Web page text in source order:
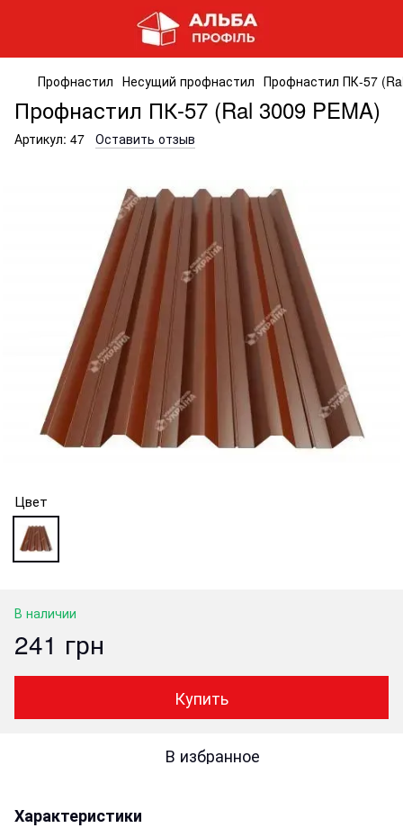
Профнастил Несущий профнастил Профнастил ПК-57
Профнастил ПК-57 (Ral 3009 PEMA)
Артикул: 47 Оставить отзыв
Цвет
В наличии
241 грн
Купить
В избранное
Характеристики